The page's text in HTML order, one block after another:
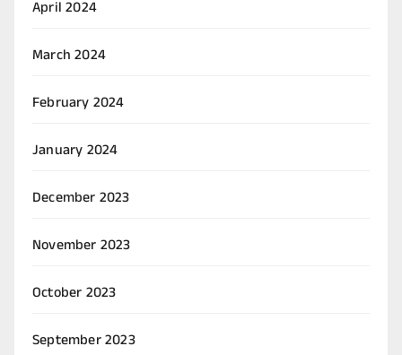
April 2024
March 2024
February 2024
January 2024
December 2023
November 2023
October 2023
September 2023